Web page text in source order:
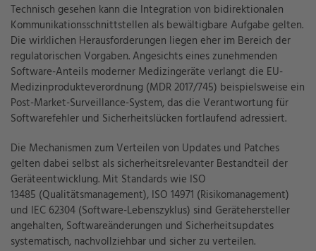
Technisch gesehen kann die Integration von bidirektionalen
Kommunikationsschnittstellen als bewältigbare Aufgabe gelten.
Die wirklichen Herausforderungen liegen eher im Bereich der
regulatorischen Vorgaben. Angesichts eines zunehmenden
Software-Anteils moderner Medizingeräte verlangt die EU-
Medizinprodukteverordnung (MDR 2017/745) beispielsweise ein
Post-Market-Surveillance-System, das die Verantwortung für
Softwarefehler und Sicherheitslücken fortlaufend adressiert.
Die Mechanismen zum Verteilen von Updates und Patches
gelten dabei selbst als sicherheitsrelevanter Bestandteil der
Geräteentwicklung. Mit Standards wie ISO
13485 (Qualitätsmanagement), ISO 14971 (Risikomanagement)
und IEC 62304 (Software-Lebenszyklus) sind Gerätehersteller
angehalten, Softwareänderungen und Sicherheitsupdates
systematisch, nachvollziehbar und sicher zu verteilen.